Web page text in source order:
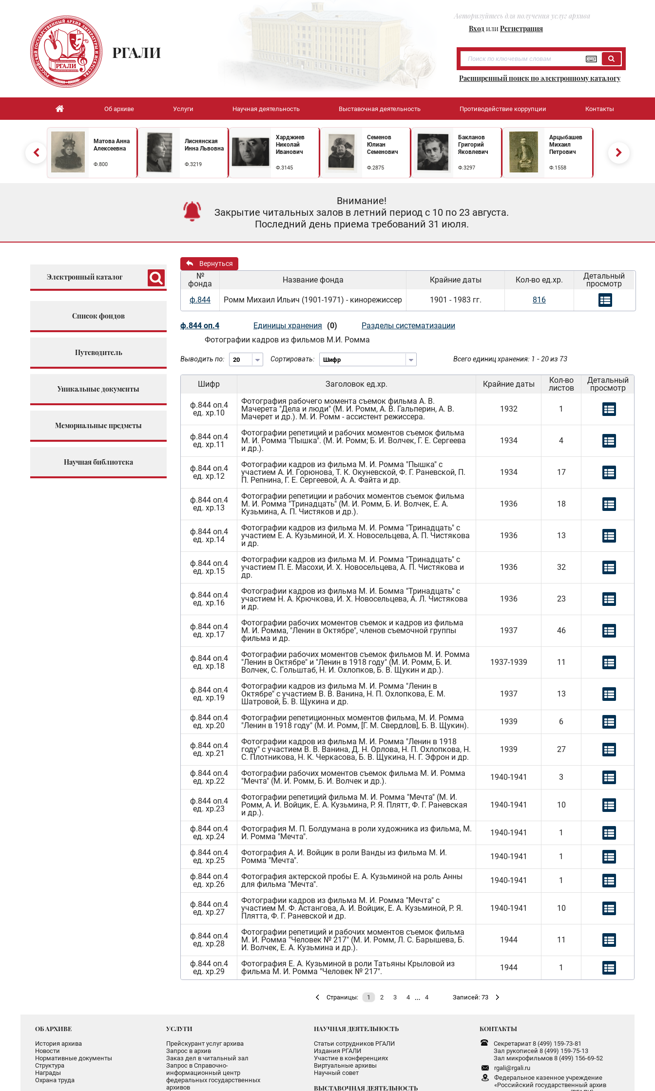
Авторизуйтесь для получения услуг архива
ВходилиРегистрация
РГАЛИ
Расширенный поиск по электронному каталогу
Об архиве Услуги Научная деятельность Выставочная деятельность Противодействие коррупции Контакты
Матова Анна
Алексеевна
Ф.800
Лиснянская
Инна Львовна
Ф.3219
Харджиев
Николай
Иванович
Ф.3145
Семенов
Юлиан
Семенович
Ф.2875
Бакланов
Григорий
Яковлевич
Ф.3297
Арцыбашев
Михаил
Петрович
Ф.1558
Внимание!
Закрытие читальных залов в летний период с 10 по 23 августа.
Последний день приема требований 31 июля.
Электронный каталог
Список фондов
Путеводитель
Уникальные документы
Мемориальные предметы
Научная библиотека
Вернуться
№
фонда
Название фонда Крайние даты Кол-во ед.хр.
Детальный
просмотр
ф.844
Ромм Михаил Ильич (1901-1971) - кинорежиссер 1901 - 1983 гг. 816
ф.844 оп.4 Единицы хранения (0)
Разделы систематизации
Фотографии кадров из фильмов М.И. Ромма
Выводить по: Сортировать: Всего единиц хранения: 1 - 20 из 73
Шифр Заголовок ед.хр. Крайние даты
Кол-во
листов
Детальный
просмотр
ф.844 оп.4
ед. хр.10
Фотография рабочего момента съемок фильма А. В.
Мачерета "Дела и люди" (М. И. Ромм, А. В. Гальперин, А. В.
Мачерет и др.). М. И. Ромм - ассистент режиссера.
1932 1
ф.844 оп.4
ед. хр.11
Фотографии репетиций и рабочих моментов съемок фильма
М. И. Ромма "Пышка". (М. И. Ромм; Б. И. Волчек, Г. Е. Сергеева
и др.).
1934 4
ф.844 оп.4
ед. хр.12
Фотографии кадров из фильма М. И. Ромма "Пышка" с
участием А. И. Горюнова, Т. К. Окуневской, Ф. Г. Раневской, П.
П. Репнина, Г. Е. Сергеевой, А. А. Файта и др.
1934 17
ф.844 оп.4
ед. хр.13
Фотографии репетиции и рабочих моментов съемок фильма
М. И. Ромма "Тринадцать" (М. И. Ромм, Б. И. Волчек, Е. А.
Кузьмина, А. П. Чистяков и др.).
1936 18
ф.844 оп.4
ед. хр.14
Фотографии кадров из фильма М. И. Ромма "Тринадцать" с
участием Е. А. Кузьминой, И. Х. Новосельцева, А. П. Чистякова
и др.
1936 13
ф.844 оп.4
ед. хр.15
Фотографии кадров из фильма М. И. Ромма "Тринадцать" с
участием П. Е. Масохи, И. Х. Новосельцева, А. П. Чистякова и
др.
1936 32
ф.844 оп.4
ед. хр.16
Фотографии кадров из фильма М. И. Бомма "Тринадцать" с
участием Н. А. Крючкова, И. Х. Новосельцева, А. Л. Чистякова
и др.
1936 23
ф.844 оп.4
ед. хр.17
Фотографии рабочих моментов съемок и кадров из фильма
М. И. Ромма, "Ленин в Октябре", членов съемочной группы
фильма и др.
1937 46
ф.844 оп.4
ед. хр.18
Фотографии рабочих моментов съемок фильмов М. И. Ромма
"Ленин в Октябре" и "Ленин в 1918 году" (М. И. Ромм, Б. И.
Волчек, С. Гольштаб, Н. И. Охлопков, Б. В. Щукин и др.).
1937-1939 11
ф.844 оп.4
ед. хр.19
Фотографии кадров из фильма М. И. Ромма "Ленин в
Октябре" с участием В. В. Ванина, Н. П. Охлопкова, Е. М.
Шатровой, Б. В. Щукина и др.
1937 13
ф.844 оп.4
ед. хр.20
Фотографии репетиционных моментов фильма, М. И. Ромма
"Ленин в 1918 году" (М. И. Ромм, [Г. М. Свердлов], Б. В. Щукин).
1939 6
ф.844 оп.4
ед. хр.21
Фотографии кадров из фильма М. И. Ромма "Ленин в 1918
году" с участием В. В. Ванина, Д. Н. Орлова, Н. П. Охлопкова, Н.
С. Плотникова, Н. К. Черкасова, Б. В. Щукина, Н. Г. Эфрон и др.
1939 27
ф.844 оп.4
ед. хр.22
Фотографии рабочих моментов съемок фильма М. И. Ромма
"Мечта" (М. И. Ромм, Б. И. Волчек и др.).
1940-1941 3
ф.844 оп.4
ед. хр.23
Фотографии репетиций фильма М. И. Ромма "Мечта" (М. И.
Ромм, А. И. Войцик, Е. А. Кузьмина, Р. Я. Плятт, Ф. Г. Раневская
и др.).
1940-1941 10
ф.844 оп.4
ед. хр.24
Фотография М. П. Болдумана в роли художника из фильма, М.
И. Ромма "Мечта".
1940-1941 1
ф.844 оп.4
ед. хр.25
Фотография А. И. Войцик в роли Ванды из фильма М. И.
Ромма "Мечта".
1940-1941 1
ф.844 оп.4
ед. хр.26
Фотография актерской пробы Е. А. Кузьминой на роль Анны
для фильма "Мечта".
1940-1941 1
ф.844 оп.4
ед. хр.27
Фотографии кадров из фильма М. И. Ромма "Мечта" с
участием М. Ф. Астангова, А. И. Войцик, Е. А. Кузьминой, Р. Я.
Плятта, Ф. Г. Раневской и др.
1940-1941 10
ф.844 оп.4
ед. хр.28
Фотографии репетиций и рабочих моментов съемок фильма
М. И. Ромма "Человек № 217" (М. И. Ромм, Л. С. Барышева, Б.
И. Волчек, Е. А. Кузьмина и др.).
1944 11
ф.844 оп.4
ед. хр.29
Фотография Е. А. Кузьминой в роли Татьяны Крыловой из
фильма М. И. Ромма "Человек № 217".
1944 1
Страницы: 1 2 3 4 … 4 Записей: 73
ОБ АРХИВЕ
История архива
Новости
Нормативные документы
Структура
Награды
Охрана труда
УСЛУГИ
Прейскурант услуг архива
Запрос в архив
Заказ дел в читальный зал
Запрос в Справочно-
информационный центр
федеральных государственных
архивов
НАУЧНАЯ ДЕЯТЕЛЬНОСТЬ
Статьи сотрудников РГАЛИ
Издания РГАЛИ
Участие в конференциях
Виртуальные архивы
Научный совет
ВЫСТАВОЧНАЯ ДЕЯТЕЛЬНОСТЬ
КОНТАКТЫ
Секретариат 8 (499) 159-73-81
Зал рукописей 8 (499) 159-75-13
Зал микрофильмов 8 (499) 156-69-52
rgali@rgali.ru
Федеральное казенное учреждение
«Российский государственный архив